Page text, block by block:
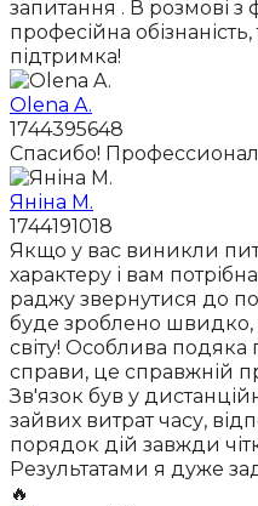
запитання . В розмові з
професійна
підтримка!
Olena A.
1744395648
Спасибо!
Яніна М.
1744191018
Якщо у вас виникли
характеру і вам
раджу звернутися до
буде зроблено швидко,
світу! Особлива подяка
справи, це справжній
Зв'язок був у
зайвих витрат часу,
порядок дій завжди
Результатами я дуже
🔥